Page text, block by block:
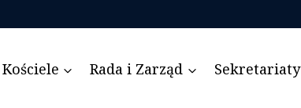
Kościele Rada i Zarząd Sekretariaty